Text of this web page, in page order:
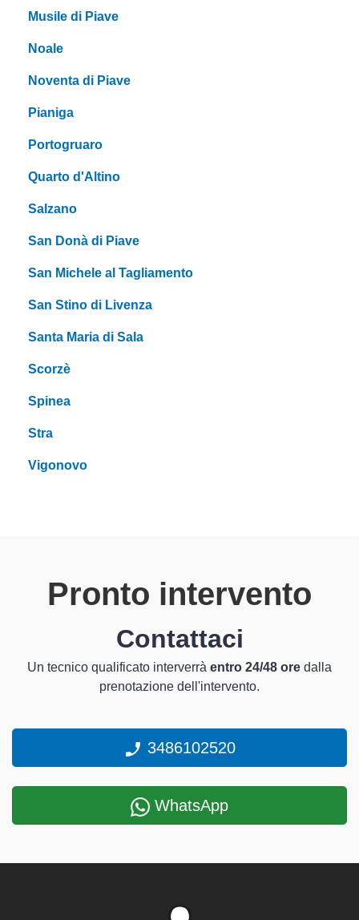
Musile di Piave
Noale
Noventa di Piave
Pianiga
Portogruaro
Quarto d'Altino
Salzano
San Donà di Piave
San Michele al Tagliamento
San Stino di Livenza
Santa Maria di Sala
Scorzè
Spinea
Stra
Vigonovo
Pronto intervento
Contattaci
Un tecnico qualificato interverrà entro 24/48 ore dalla
prenotazione dell'intervento.
3486102520
WhatsApp